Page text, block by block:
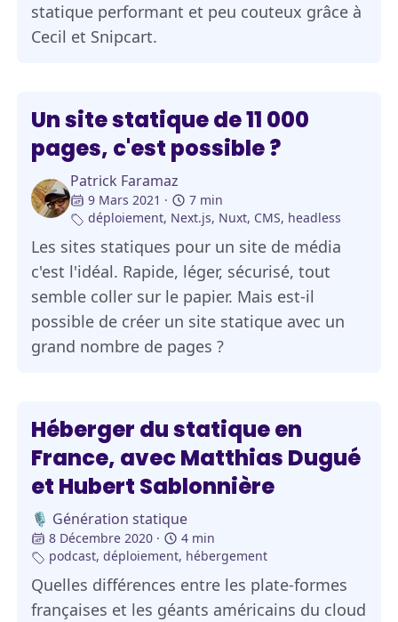
statique performant et peu couteux grâce à
Cecil et Snipcart.
Un site statique de 11 000
pages, c'est possible ?
Patrick Faramaz
9 Mars 2021
7 min
déploiement, Next.js, Nuxt, CMS, headless
Les sites statiques pour un site de média
c'est l'idéal. Rapide, léger, sécurisé, tout
semble coller sur le papier. Mais est-il
possible de créer un site statique avec un
grand nombre de pages ?
Héberger du statique en
France, avec Matthias Dugué
et Hubert Sablonnière
🎙️ Génération statique
8 Décembre 2020
4 min
podcast, déploiement, hébergement
Quelles différences entre les plate-formes
françaises et les géants américains du cloud